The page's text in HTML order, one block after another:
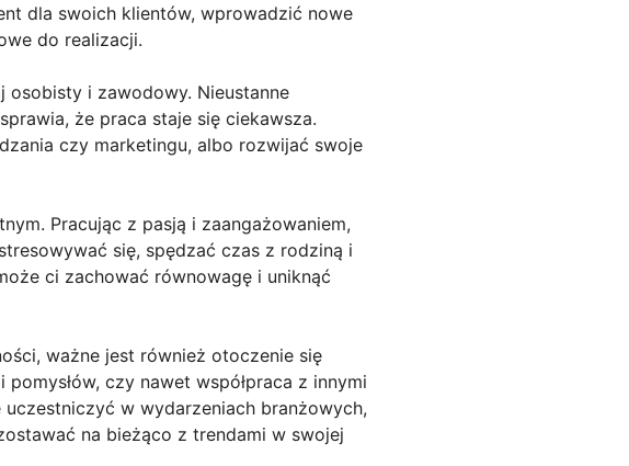
dla swoich klientów, wprowadzić nowe
do realizacji.
osobisty i zawodowy. Nieustanne
że praca staje się ciekawsza.
czy marketingu, albo rozwijać swoje
Pracując z pasją i zaangażowaniem,
się, spędzać czas z rodziną i
ci zachować równowagę i uniknąć
ważne jest również otoczenie się
czy nawet współpraca z innymi
w wydarzeniach branżowych,
na bieżąco z trendami w swojej